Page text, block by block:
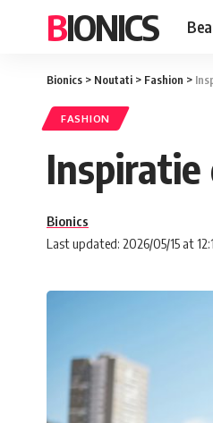
BIONICS
Bionics > Noutati > Fashion >
FASHION
Last updated: 2026/05/15 at
Bionics